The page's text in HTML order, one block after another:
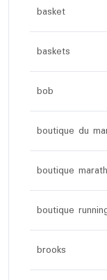
basket
baskets
bob
boutique du
boutique
boutique
brooks